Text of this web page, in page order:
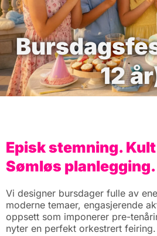
12
Episk stemning.
Sømløs planlegging.
Vi designer bursdager fulle av
moderne temaer, engasjerende
oppsett som imponerer pre-
nyter en perfekt orkestrert feiring.